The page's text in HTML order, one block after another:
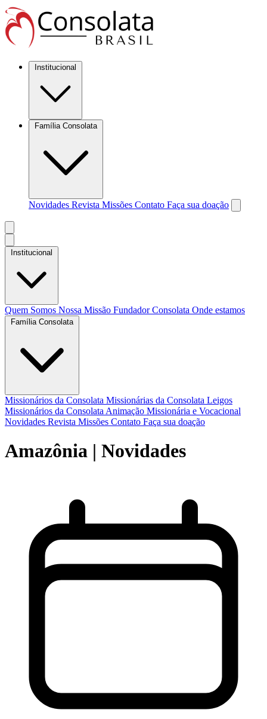
Institucional
Família Consolata
Novidades Revista Missões Contato Faça sua doação
Institucional
Quem Somos Nossa Missão FundadorConsolata Onde estamos
Família Consolata
Missionários da Consolata Missionárias da Consolata Leigos
Missionários da Consolata Animação Missionária e Vocacional
Novidades Revista Missões Contato Faça sua doação
Amazônia | Novidades